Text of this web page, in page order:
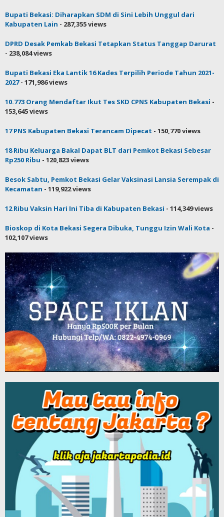
Bupati Bekasi: Diharapkan SDM di Sini Lebih Unggul dari
Kabupaten Lain - 287,355 views
DPRD Desak Pemkab Bekasi Tetapkan Status Tanggap Darurat
- 238,084 views
Bupati Bekasi Eka Lantik 16 Kades Terpilih Periode Tahun 2021-
2027- 171,986 views
10.773 Orang Mendaftar Ikut Tes SKD CPNS Kabupaten Bekasi -
153,645 views
17 PNS Kabupaten Bekasi Terancam Dipecat - 150,770 views
18 Ribu Keluarga Bakal Dapat BLT dari Pemkot Bekasi Sebesar
Rp250 Ribu - 120,823 views
Besok Sabtu, Pemkot Bekasi Gelar Vaksinasi Lansia Serempak di
Kecamatan - 119,922 views
12 Ribu Vaksin Hari Ini Tiba di Kabupaten Bekasi - 114,349 views
Bioskop di Kota Bekasi Segera Dibuka, Tunggu Izin Wali Kota -
102,107 views